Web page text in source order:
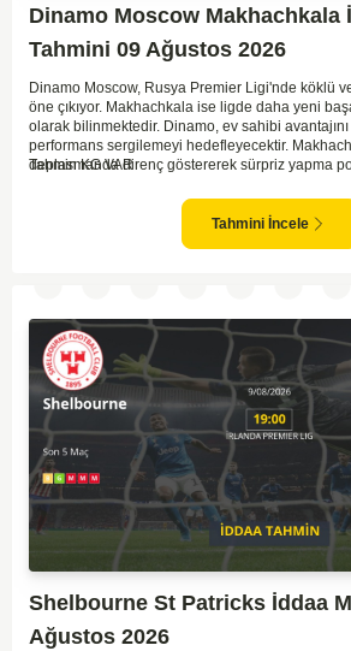
Dinamo Moscow Makhachkala
Tahmini 09 Ağustos 2026
Dinamo Moscow, Rusya Premier Ligi'nde köklü
öne çıkıyor. Makhachkala ise ligde daha yeni
olarak bilinmektedir. Dinamo, ev sahibi
performans sergilemeyi hedefleyecektir.
deplasmanda direnç göstererek sürpriz yapma
karşılıklı goller izleyebileceğimiz bir mücadele
açıdan dengeli bir maç olması beklenirken, seyir
karşılaşma bizleri bekliyor.
Tahmin KG VAR
Tahmini İncele
Shelbourne St Patricks İddaa
Ağustos 2026